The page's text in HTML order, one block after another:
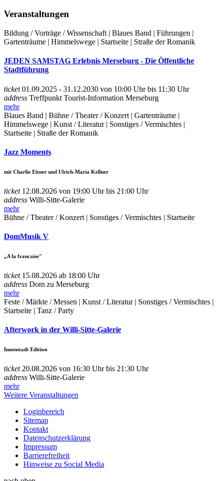
Veranstaltungen
Bildung / Vorträge / Wissenschaft | Blaues Band | Führungen |
Gartenträume | Himmelswege | Startseite | Straße der Romanik
JEDEN SAMSTAG Erlebnis Merseburg - Die Öffentliche
Stadtführung
ticket01.09.2025 - 31.12.2030 von 10:00 Uhr bis 11:30 Uhr
address Treffpunkt Tourist-Information Merseburg
mehr
Blaues Band | Bühne / Theater / Konzert | Gartenträume |
Himmelswege | Kunst / Literatur | Sonstiges / Vermischtes |
Startseite | Straße der Romanik
Jazz Moments
mit Charlie Eitner und Ulrich-Maria Kellner
ticket12.08.2026 von 19:00 Uhr bis 21:00 Uhr
address Willi-Sitte-Galerie
mehr
Bühne / Theater / Konzert | Sonstiges / Vermischtes | Startseite
DomMusik V
„A la francaise"
ticket15.08.2026 ab 18:00 Uhr
address Dom zu Merseburg
mehr
Feste / Märkte / Messen | Kunst / Literatur | Sonstiges / Vermischtes |
Startseite | Tanz / Party
Afterwork in der Willi-Sitte-Galerie
Innenstadt Edition
ticket20.08.2026 von 16:30 Uhr bis 21:30 Uhr
address Willi-Sitte-Galerie
mehr
Weitere Veranstaltungen
Loginbereich
Sitemap
Kontakt
Datenschutzerklärung
Impressum
Barrierefreiheit
Hinweise zu Social Media